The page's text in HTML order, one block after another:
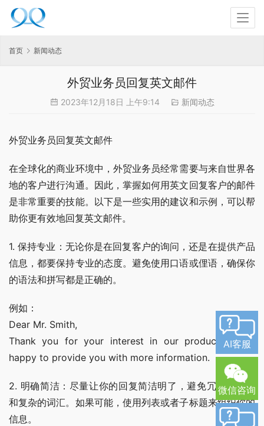
首页 新闻动态
外贸业务员回复英文邮件
2023年12月18日 上午9:14 新闻动态
外贸业务员回复英文邮件
在全球化的商业环境中，外贸业务员经常需要与来自世界各
地的客户进行沟通。因此，掌握如何用英文回复客户的邮件
是非常重要的技能。以下是一些实用的建议和示例，可以帮
助你更有效地回复英文邮件。
1. 保持专业：无论你是在回复客户的询问，还是在提供产品
信息，都要保持专业的态度。避免使用口语或俚语，确保你
的语法和拼写都是正确的。
例如：
Dear Mr. Smith,
Thank you for your interest in our products. I am
happy to provide you with more information.
2. 明确简洁：尽量让你的回复简洁明了，避免冗长的句子
和复杂的词汇。如果可能，使用列表或者子标题来组织你的
信息。
AI客服
微信咨询